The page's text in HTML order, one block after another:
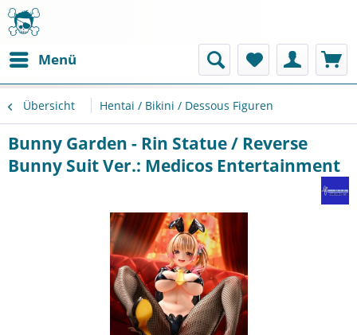
Menü
Übersicht Hentai / Bikini / Dessous Figuren
Bunny Garden - Rin Statue / Reverse
Bunny Suit Ver.: Medicos Entertainment